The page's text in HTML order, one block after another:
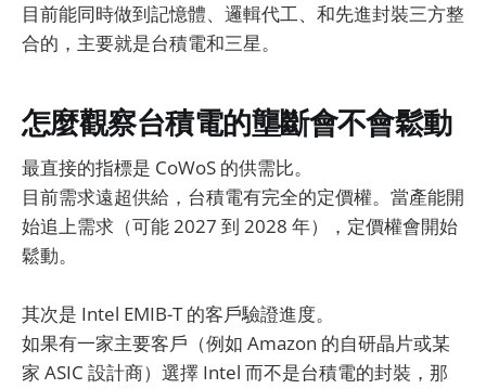
目前能同時做到記憶體、邏輯代工、和先進封裝三方整
合的，主要就是台積電和三星。
怎麼觀察台積電的壟斷會不會鬆動
最直接的指標是 CoWoS 的供需比。
目前需求遠超供給，台積電有完全的定價權。當產能開
始追上需求（可能 2027 到 2028 年），定價權會開始
鬆動。
其次是 Intel EMIB-T 的客戶驗證進度。
如果有一家主要客戶（例如 Amazon 的自研晶片或某
家 ASIC 設計商）選擇 Intel 而不是台積電的封裝，那